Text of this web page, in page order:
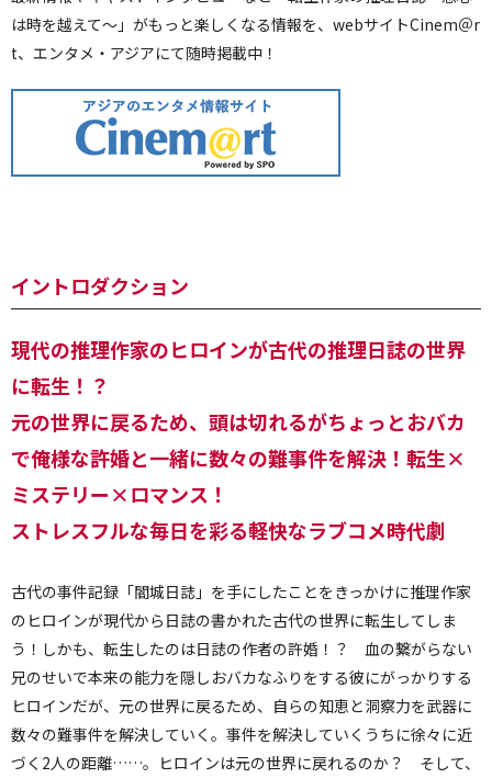
は時を越えて～」がもっと楽しくなる情報を、webサイトCinem＠r
t、エンタメ・アジアにて随時掲載中！
イントロダクション
現代の推理作家のヒロインが古代の推理日誌の世界
に転生！？
元の世界に戻るため、頭は切れるがちょっとおバカ
で俺様な許婚と一緒に数々の難事件を解決！転生×
ミステリー×ロマンス！
ストレスフルな毎日を彩る軽快なラブコメ時代劇
古代の事件記録「閻城日誌」を手にしたことをきっかけに推理作家
のヒロインが現代から日誌の書かれた古代の世界に転生してしま
う！しかも、転生したのは日誌の作者の許婚！？ 血の繋がらない
兄のせいで本来の能力を隠しおバカなふりをする彼にがっかりする
ヒロインだが、元の世界に戻るため、自らの知恵と洞察力を武器に
数々の難事件を解決していく。事件を解決していくうちに徐々に近
づく2人の距離……。ヒロインは元の世界に戻れるのか？ そして、